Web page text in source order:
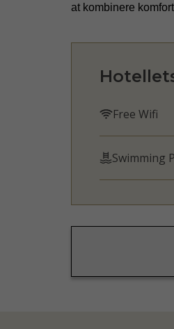
at kombinere
Free Wifi
Swimming